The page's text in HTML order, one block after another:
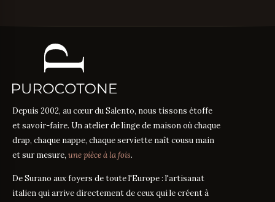
Depuis 2002, au cœur du Salento, nous tissons étoffe
et savoir-faire. Un atelier de linge de maison où chaque
drap, chaque nappe, chaque serviette naît cousu main
et sur mesure, une pièce à la fois.
De Surano aux foyers de toute l'Europe : l'artisanat
italien qui arrive directement de ceux qui le créent à